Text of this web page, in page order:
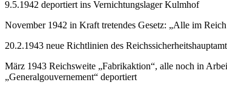
9.5.1942 deportiert ins Vernichtungslager Kulmhof
November 1942 in Kraft tretendes Gesetz: „Alle im
20.2.1943 neue Richtlinien des
März 1943 Reichsweite „Fabrikaktion“, alle noch in
„Generalgouvernement“ deportiert